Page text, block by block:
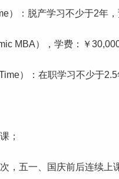
）：脱产学习不少于2年，
MBA），学费：￥
）：在职学习不少于
；
，五一、国庆前后连续上